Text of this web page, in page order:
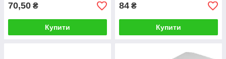
70,50 ₴
Купити
84 ₴
Купити